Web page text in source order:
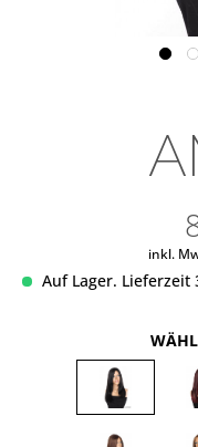
inkl.
Auf Lager. Lieferzeit